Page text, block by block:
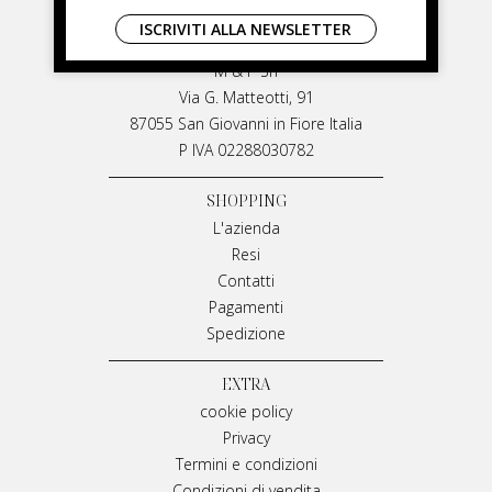
LIVIANA MIRARCHI
M & P Srl
Via G. Matteotti, 91
87055 San Giovanni in Fiore Italia
P IVA 02288030782
SHOPPING
L'azienda
Resi
Contatti
Pagamenti
Spedizione
EXTRA
cookie policy
Privacy
Termini e condizioni
ISCRIVITI ALLA NEWSLETTER